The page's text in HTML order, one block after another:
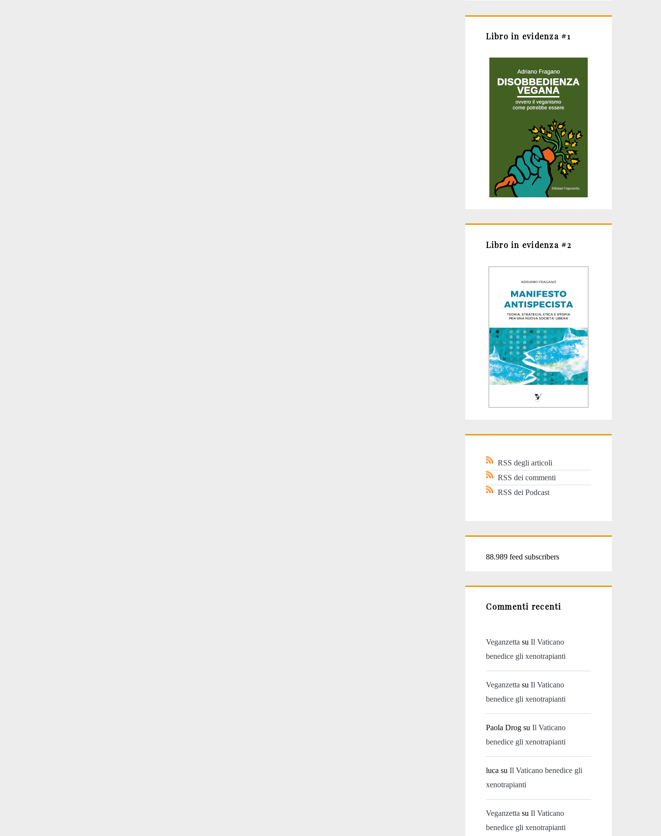
Libro in evidenza #1
Libro in evidenza #2
RSS degli articoli
RSS dei commenti
RSS dei Podcast
88.989 feed subscribers
Commenti recenti
Veganzetta suIl Vaticano
benedice gli xenotrapianti
Veganzetta suIl Vaticano
benedice gli xenotrapianti
Paola Drog suIl Vaticano
benedice gli xenotrapianti
luca suIl Vaticano benedice gli
xenotrapianti
Veganzetta suIl Vaticano
benedice gli xenotrapianti